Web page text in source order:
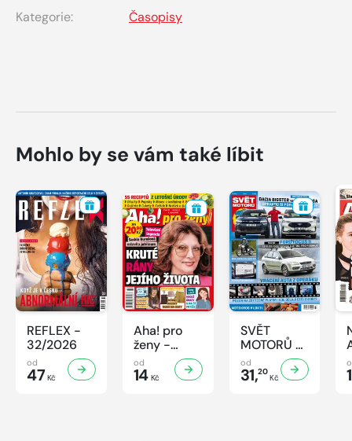
Kategorie:
Časopisy
Mohlo by se vám také líbit
REFLEX -
32/2026
od
47 Kč
Aha! pro
ženy -
32/2026
od
14Kč
SVĚT
MOTORŮ -
32/2026
od
31,20
Kč